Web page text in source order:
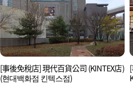
[事後免稅店] 現代百貨公司 (KINTEX店)
(현대백화점 킨텍스점)